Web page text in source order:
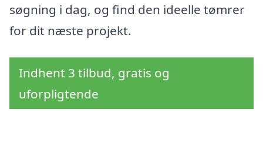
søgning i dag, og find den ideelle tømrer
for dit næste projekt.
Indhent 3 tilbud, gratis og
uforpligtende